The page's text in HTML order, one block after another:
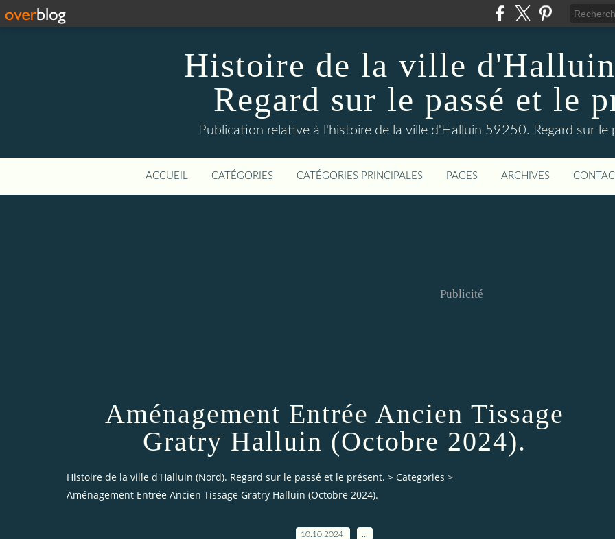
Histoire de la ville
Regard sur le passé et le
Publication relative à l'histoire de la ville d'Halluin 59250. Regard sur le
ACCUEIL CATÉGORIES CATÉGORIES PRINCIPALES PAGES ARCHIVES
Publicité
Aménagement Entrée Ancien Tissage
Gratry Halluin (Octobre 2024).
Histoire de la ville d'Halluin (Nord). Regard sur le passé et le présent. > Categories >
Aménagement Entrée Ancien Tissage Gratry Halluin (Octobre 2024).
10.10.2024